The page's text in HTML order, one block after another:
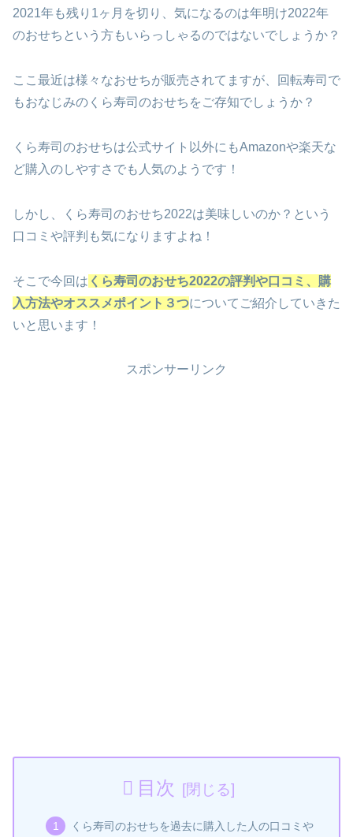
2021年も残り1ヶ月を切り、気になるのは年明け2022年
のおせちという方もいらっしゃるのではないでしょうか？
ここ最近は様々なおせちが販売されてますが、回転寿司で
もおなじみのくら寿司のおせちをご存知でしょうか？
くら寿司のおせちは公式サイト以外にもAmazonや楽天な
ど購入のしやすさでも人気のようです！
しかし、くら寿司のおせち2022は美味しいのか？という
口コミや評判も気になりますよね！
そこで今回は くら寿司のおせち2022の評判や口コミ、購
入方法やオススメポイント３つについてご紹介していきた
いと思います！
スポンサーリンク
目次
くら寿司のおせちを過去に購入した人の口コミや